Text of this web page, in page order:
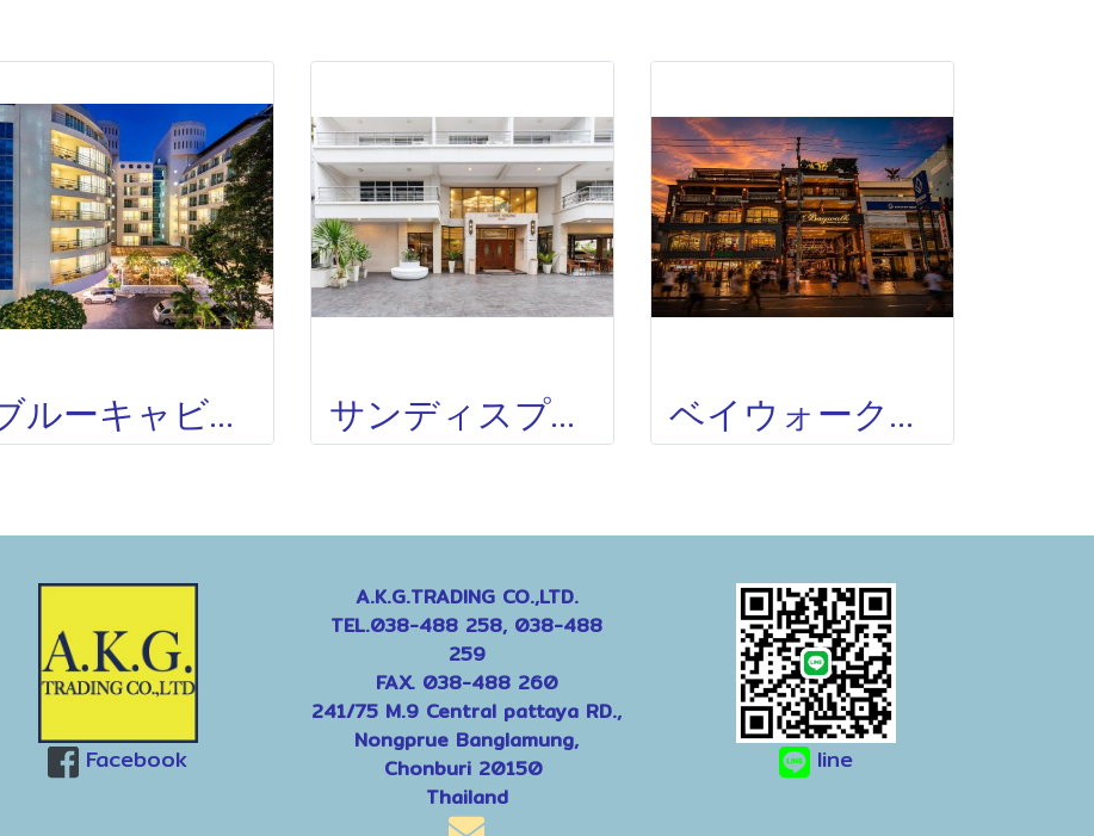
ブルーキャビンホテル BLUE CABIN HOTE(旧A-ONE NEW WING) サンディスプリングホテル SANDY SPRING HOTEL ベイウォークレジデンス BAYWALK RESIDENCE
Facebook
A.K.G.TRADING CO.,LTD.
TEL.038-488 258, 038-488
259
FAX. 038-488 260
241/75 M.9 Central pattaya RD.,
Nongprue Banglamung,
Chonburi 20150
Thailand
line